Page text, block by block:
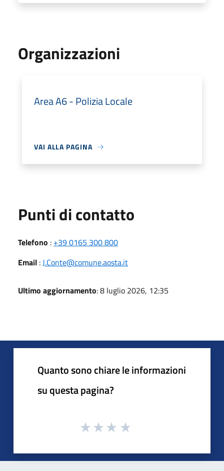
Organizzazioni
Area A6 - Polizia Locale
VAI ALLA PAGINA
Punti di contatto
Telefono : +39 0165 300 800
Email :J.Conte@comune.aosta.it
Ultimo aggiornamento: 8 luglio 2026, 12:35
Quanto sono chiare le informazioni
su questa pagina?